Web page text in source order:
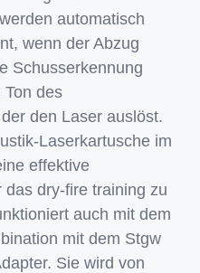
automatisch
wenn der Abzug
Schusserkennung
des
den Laser auslöst.
Laserkartusche im
effektive
das dry-fire training zu
auch mit dem
mit dem Stgw
Sie wird von